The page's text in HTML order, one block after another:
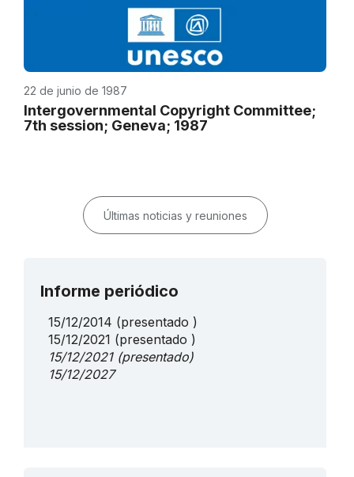
22 de junio de 1987
Intergovernmental Copyright Committee;
7th session; Geneva; 1987
Últimas noticias y reuniones
Informe periódico
15/12/2014 (presentado )
15/12/2021 (presentado )
15/12/2021(presentado)
15/12/2027